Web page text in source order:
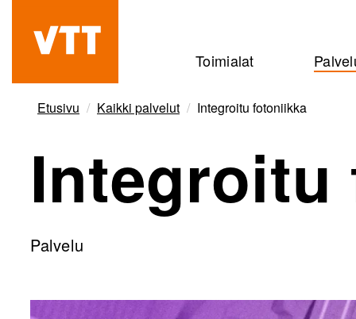
pääsisältöön
Beyond
the
obvious
Toimialat
Etusivu Kaikki palvelut Integroitu fotoniikka
Palvelu